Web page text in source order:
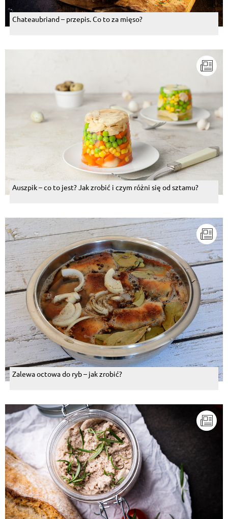
Chateaubriand – przepis. Co to za mięso?
Auszpik – co to jest? Jak zrobić i czym różni się od sztamu?
Zalewa octowa do ryb – jak zrobić?